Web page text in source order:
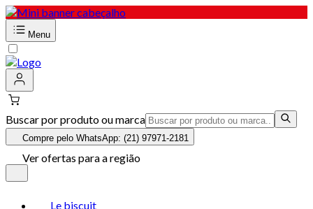
Menu
Buscar por produto ou marca
Compre pelo WhatsApp: (21) 97971-2181
Ver ofertas para a região
Le biscuit